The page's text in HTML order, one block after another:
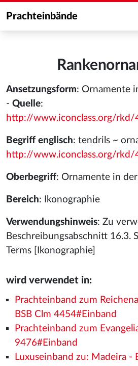
Prachteinbände
Ansetzungsform: Ornamente
- Quelle:
http://www.iconclass.org/
Begriff englisch: tendrils ~
http://www.iconclass.org/
Oberbegriff: Ornamente in
Bereich: Ikonographie
Verwendungshinweis: Zu
Beschreibungsabschnitt 16.3.
Terms [Ikonographie]
wird verwendet in:
Prachteinband zum
BSB Clm 4454#Einband
Prachteinband zum
9476#Einband
Luxuseinband zu: Madeira -